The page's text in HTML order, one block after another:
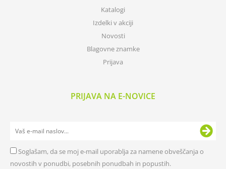
Katalogi
Izdelki v akciji
Novosti
Blagovne znamke
Prijava
PRIJAVA NA E-NOVICE
Soglašam, da se moj e-mail uporablja za namene obveščanja o
novostih v ponudbi, posebnih ponudbah in popustih.